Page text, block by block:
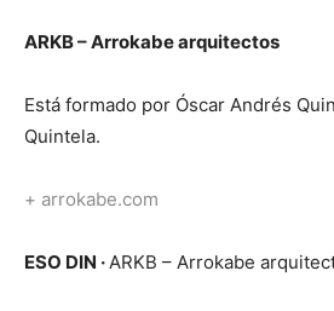
ARKB – Arrokabe arquitectos
Está formado por Óscar Andrés
Quintela.
+ arrokabe.com
ESO DIN ·ARKB – Arrokabe